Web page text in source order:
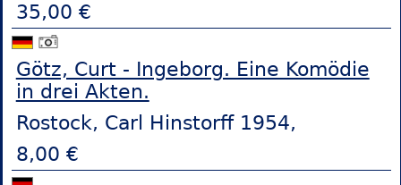
35,00 €
Götz, Curt - Ingeborg. Eine Komödie
in drei Akten.
Rostock, Carl Hinstorff 1954,
8,00 €